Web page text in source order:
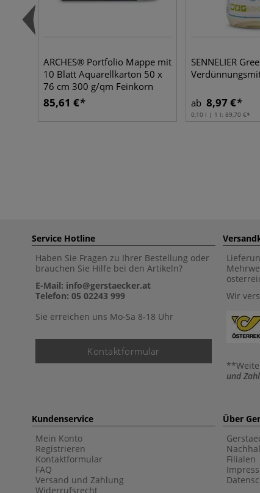
ARCHES® Portfolio Mappe mit
10 Blatt Aquarellkarton 50 x
76 cm 300 g/qm Feinkorn
85,61 €
SENNELIER
ab 8,97 €
0,10 l | 1 l: 89,70 €
Service Hotline
Haben Sie Fragen zu Ihrer Bestellung oder
brauchen Sie Hilfe bei den Artikeln?
E-Mail: info@gerstaecker.at
Telefon: 05 02243 999
Sie erreichen uns Mo-Sa 8-18 Uhr
Kontaktformular
Wir
und
Kundenservice
Mein Konto
Registrieren
Kontaktformular
FAQ
Versand und Zahlung
Widerrufsrecht
Über
Filialen